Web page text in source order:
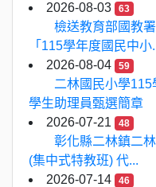
2026-08-03
63
檢送教育部國教
「115學年度國民中小
2026-08-04
59
二林國民小學
學生助理員甄選簡章
2026-07-21
48
彰化縣二林鎮二
(集中式特教班) 代...
2026-07-14
46